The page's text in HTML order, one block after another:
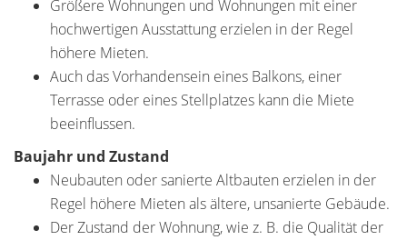
Größere Wohnungen und Wohnungen mit einer
hochwertigen Ausstattung erzielen in der Regel
höhere Mieten.
Auch das Vorhandensein eines Balkons, einer
Terrasse oder eines Stellplatzes kann die Miete
beeinflussen.
Baujahr und Zustand
Neubauten oder sanierte Altbauten erzielen in der
Regel höhere Mieten als ältere, unsanierte Gebäude.
Der Zustand der Wohnung, wie z. B. die Qualität der